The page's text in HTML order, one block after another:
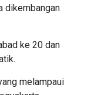
dikembangan
ke 20 dan
melampaui